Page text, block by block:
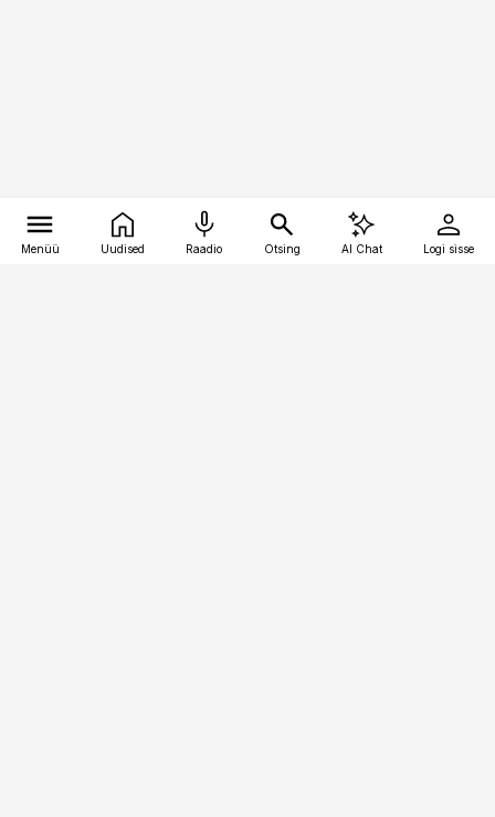
Menüü Uudised Raadio Otsing AI Chat Logi sisse